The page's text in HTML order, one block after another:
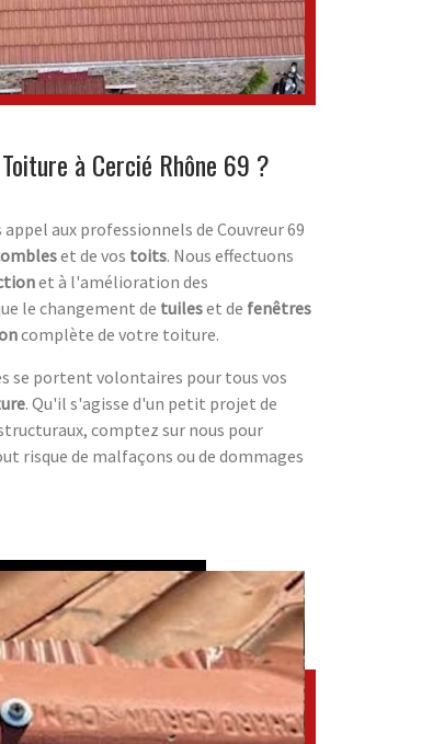
à Cercié Rhône 69 ?
aux professionnels de Couvreur 69
et de vos toits. Nous effectuons
et à l'amélioration des
le changement de tuileset de fenêtres
complète de votre toiture.
se portent volontaires pour tous vos
. Qu'il s'agisse d'un petit projet de
comptez sur nous pour
risque de malfaçons ou de dommages